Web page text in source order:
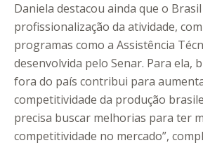
Daniela destacou ainda que o
profissionalização da atividade,
programas como a Assistência
desenvolvida pelo Senar. Para ela,
fora do país contribui para
competitividade da produção
precisa buscar melhorias para ter
competitividade no mercado”,